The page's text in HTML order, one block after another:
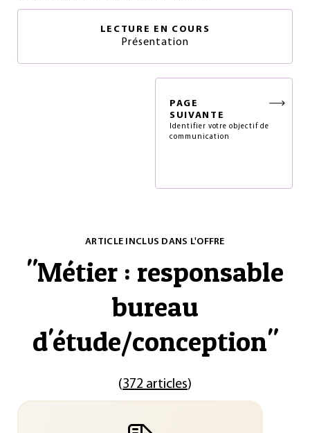
LECTURE EN COURS
Présentation
PAGE
SUIVANTE
Identifier votre objectif de
communication
ARTICLE INCLUS DANS L'OFFRE
"Métier : responsable
bureau
d'étude/conception"
(372 articles)